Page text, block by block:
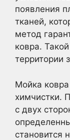
появления
тканей,
метод
ковра.
территории
Мойка
химчистки.
с двух
становится